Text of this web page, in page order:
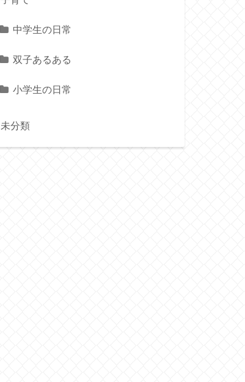
中学生の日常
双子あるある
小学生の日常
未分類